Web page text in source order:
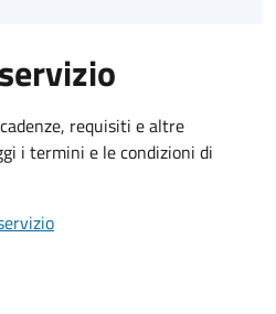
requisiti e altre
i termini e le condizioni di